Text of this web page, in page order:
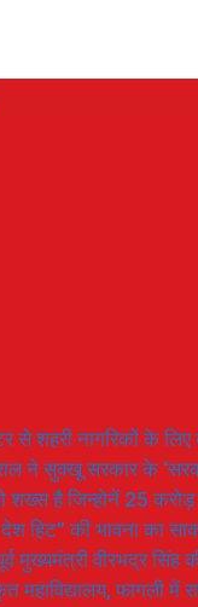
से शहरी नागरिकों के
ने सुक्खू सरकार के
शख्स है जिन्होनें 25 करोड़
देश हिट” की भावना का
मुख्यमंत्री वीरभद्र सिंह
महाविद्यालय, फागली में